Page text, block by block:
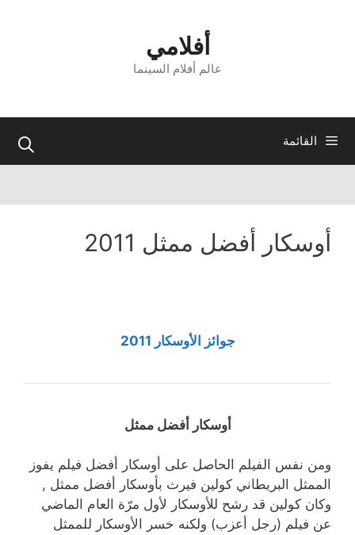
أفلامي
عالم أفلام السينما
أفضل ممثل 2011
جوائز الأوسكار 2011
أوسكار أفضل ممثل
الفيلم الحاصل على أوسكار أفضل فيلم يفوز
البريطاني كولين فيرث بأوسكار أفضل ممثل ,
كولين قد رشح للأوسكار لأول مرّة العام الماضي
(رجل أعزب) ولكنه خسر الأوسكار للممثل